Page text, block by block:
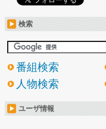
検索
番組検索
人物検索
ユーザ情報